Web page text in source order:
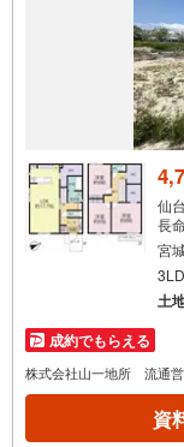
る
イ
ペ
ー
に
仙
長
宮
土
成約でもらえる
株式会社山一地所 流通
資